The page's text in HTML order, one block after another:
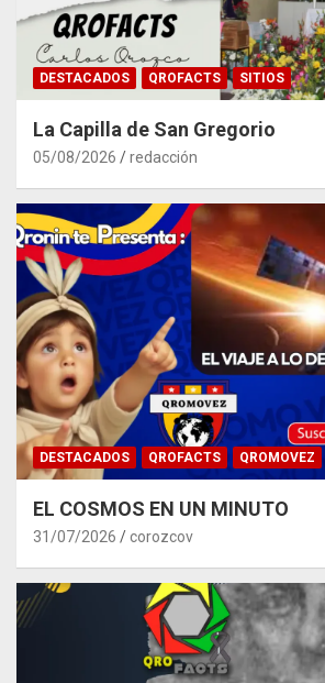
DESTACADOS QROFACTS SITIOS
La Capilla de San Gregorio
05/08/2026 redacción
DESTACADOS QROFACTS QROMOVEZ
EL COSMOS EN UN MINUTO
31/07/2026 corozcov